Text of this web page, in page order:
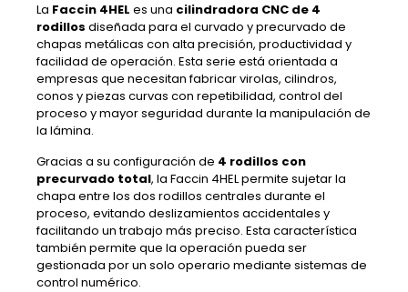
La Faccin 4HEL es una cilindradora CNC de 4
rodillos diseñada para el curvado y precurvado de
chapas metálicas con alta precisión, productividad y
facilidad de operación. Esta serie está orientada a
empresas que necesitan fabricar virolas, cilindros,
conos y piezas curvas con repetibilidad, control del
proceso y mayor seguridad durante la manipulación de
la lámina.
Gracias a su configuración de 4 rodillos con
precurvado total, la Faccin 4HEL permite sujetar la
chapa entre los dos rodillos centrales durante el
proceso, evitando deslizamientos accidentales y
facilitando un trabajo más preciso. Esta característica
también permite que la operación pueda ser
gestionada por un solo operario mediante sistemas de
control numérico.